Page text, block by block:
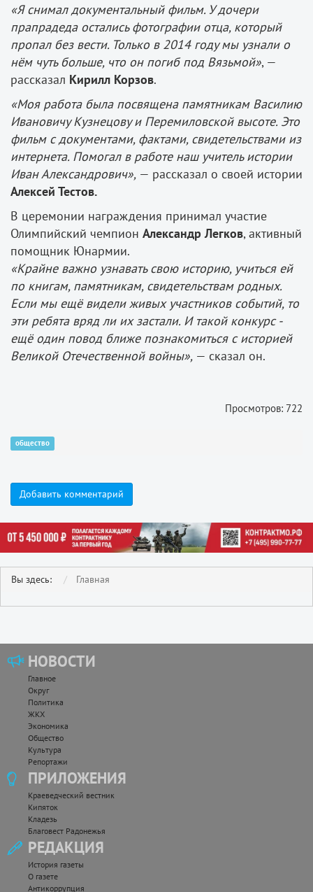
«Я снимал документальный фильм. У дочери
прапрадеда остались фотографии отца, который
пропал без вести. Только в 2014 году мы узнали о
нём чуть больше, что он погиб под Вязьмой», —
рассказал Кирилл Корзов.
«Моя работа была посвящена памятникам Василию
Ивановичу Кузнецову и Перемиловской высоте. Это
фильм с документами, фактами, свидетельствами из
интернета. Помогал в работе наш учитель истории
Иван Александрович», — рассказал о своей истории
Алексей Тестов.
В церемонии награждения принимал участие
Олимпийский чемпион Александр Легков, активный
помощник Юнармии.
«Крайне важно узнавать свою историю, учиться ей
по книгам, памятникам, свидетельствам родных.
Если мы ещё видели живых участников событий, то
эти ребята вряд ли их застали. И такой конкурс -
ещё один повод ближе познакомиться с историей
Великой Отечественной войны», — сказал он.
Просмотров: 722
общество
Добавить комментарий
Вы здесь: Главная
НОВОСТИ
Главное
Округ
Политика
ЖКХ
Экономика
Общество
Культура
Репортажи
ПРИЛОЖЕНИЯ
Краеведческий вестник
Кипяток
Кладезь
Благовест Радонежья
РЕДАКЦИЯ
История газеты
О газете
Антикоррупция